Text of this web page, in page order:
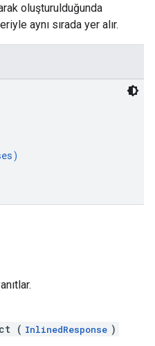
oluşturulduğunda
aynı sırada yer alır.
)
( InlinedResponse )